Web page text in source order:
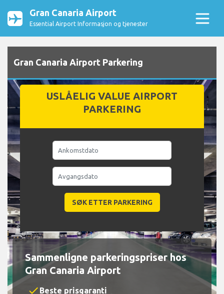
Gran Canaria Airport
Essential Airport Informasjon og tjenester
Gran Canaria Airport Parkering
USLÅELIG VALUE AIRPORT
PARKERING
Sammenligne parkeringspriser hos
Gran Canaria Airport
check Beste prisgaranti